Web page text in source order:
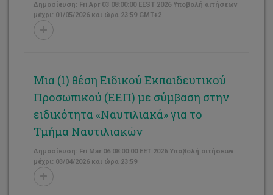
Δημοσίευση: Fri Apr 03 08:00:00 EEST 2026 Υποβολή αιτήσεων
μέχρι: 01/05/2026 και ώρα 23:59 GMT+2
Μια (1) θέση Ειδικού Εκπαιδευτικού
Προσωπικού (ΕΕΠ) με σύμβαση στην
ειδικότητα «Ναυτιλιακά» για το
Τμήμα Ναυτιλιακών
Δημοσίευση: Fri Mar 06 08:00:00 EET 2026 Υποβολή αιτήσεων
μέχρι: 03/04/2026 και ώρα 23:59